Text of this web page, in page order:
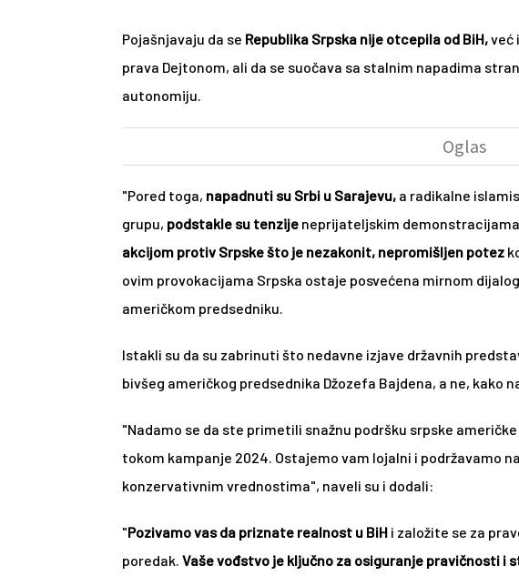
Pojašnjavaju da se Republika Srpska nije otcepila od BiH, već
prava Dejtonom, ali da se suočava sa stalnim napadima
autonomiju.
"Pored toga, napadnuti su Srbi u Sarajevu, a radikalne
grupu, podstakle su tenzije neprijateljskim
akcijom protiv Srpske što je nezakonit, nepromišljen potez
ovim provokacijama Srpska ostaje posvećena mirnom
američkom predsedniku.
Istakli su da su zabrinuti što nedavne izjave državnih
bivšeg američkog predsednika Džozefa Bajdena, a ne, kako
"Nadamo se da ste primetili snažnu podršku srpske
tokom kampanje 2024. Ostajemo vam lojalni i podržavamo
konzervativnim vrednostima", naveli su i dodali:
"Pozivamo vas da priznate realnost u BiH i založite se za
poredak. Vaše vođstvo je ključno za osiguranje pravičnosti i